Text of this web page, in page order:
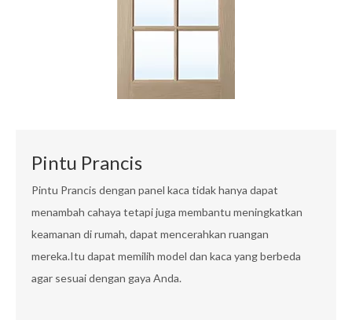
Pintu Prancis
Pintu Prancis dengan panel kaca tidak hanya dapat
menambah cahaya tetapi juga membantu meningkatkan
keamanan di rumah, dapat mencerahkan ruangan
mereka.Itu dapat memilih model dan kaca yang berbeda
agar sesuai dengan gaya Anda.